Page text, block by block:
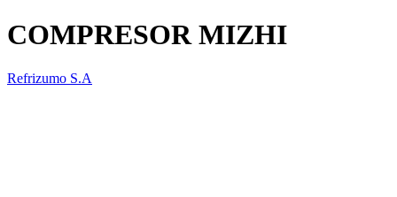
COMPRESOR MIZHI
Refrizumo S.A